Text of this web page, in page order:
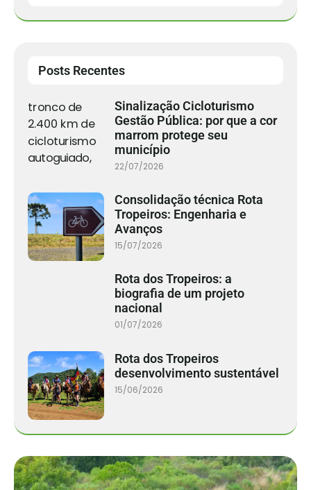
Posts Recentes
Sinalização Cicloturismo
Gestão Pública: por que a cor
marrom protege seu
município
22/07/2026
Consolidação técnica Rota
Tropeiros: Engenharia e
Avanços
15/07/2026
Rota dos Tropeiros: a
biografia de um projeto
nacional
01/07/2026
Rota dos Tropeiros
desenvolvimento sustentável
15/06/2026